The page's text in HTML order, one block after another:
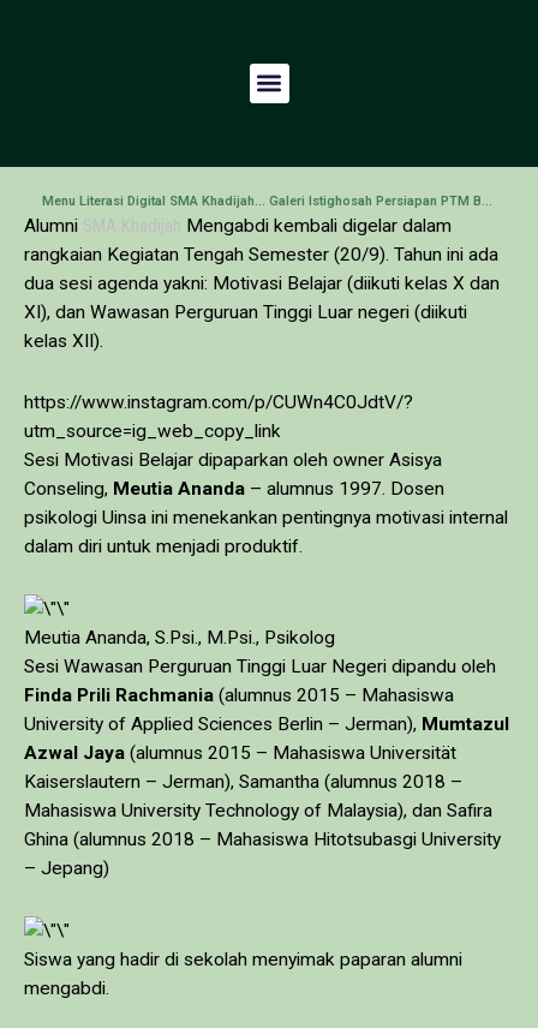
Menu Literasi Digital SMA Khadijah | Vol 2 Galeri Istighosah Persiapan PTM Bertahap
Alumni SMA Khadijah Mengabdi kembali digelar dalam
rangkaian Kegiatan Tengah Semester (20/9). Tahun ini ada
dua sesi agenda yakni: Motivasi Belajar (diikuti kelas X dan
XI), dan Wawasan Perguruan Tinggi Luar negeri (diikuti
kelas XII).
https://www.instagram.com/p/CUWn4C0JdtV/?
utm_source=ig_web_copy_link
Sesi Motivasi Belajar dipaparkan oleh owner Asisya
Conseling, Meutia Ananda – alumnus 1997. Dosen
psikologi Uinsa ini menekankan pentingnya motivasi internal
dalam diri untuk menjadi produktif.
Meutia Ananda, S.Psi., M.Psi., Psikolog
Sesi Wawasan Perguruan Tinggi Luar Negeri dipandu oleh
Finda Prili Rachmania (alumnus 2015 – Mahasiswa
University of Applied Sciences Berlin – Jerman), Mumtazul
Azwal Jaya (alumnus 2015 – Mahasiswa Universität
Kaiserslautern – Jerman), Samantha (alumnus 2018 –
Mahasiswa University Technology of Malaysia), dan Safira
Ghina (alumnus 2018 – Mahasiswa Hitotsubasgi University
– Jepang)
Siswa yang hadir di sekolah menyimak paparan alumni
mengabdi.